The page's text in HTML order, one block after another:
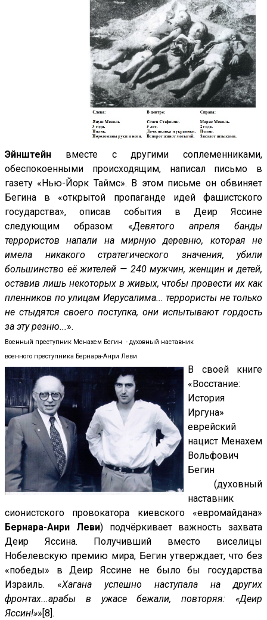
Эйнштейн вместе с другими соплеменниками,
обеспокоенными происходящим, написал письмо в
газету «Нью-Йорк Таймс». В этом письме он обвиняет
Бегина в «открытой пропаганде идей фашистского
государства», описав события в Деир Яссине
следующим образом: «Девятого апреля банды
террористов напали на мирную деревню, которая не
имела никакого стратегического значения, убили
большинство её жителей — 240 мужчин, женщин и детей,
оставив лишь некоторых в живых, чтобы провести их как
пленников по улицам Иерусалима... террористы не только
не стыдятся своего поступка, они испытывают гордость
за эту резню...».
Военный преступник Менахем Бегин - духовный наставник
военного преступника Бернара-Анри Леви
В своей книге
«Восстание:
История
Иргуна»
еврейский
нацист Менахем
Вольфович
Бегин
(духовный
наставник
сионистского провокатора киевского «евромайдана»
Бернара-Анри Леви) подчёркивает важность захвата
Деир Яссина. Получивший вместо виселицы
Нобелевскую премию мира, Бегин утверждает, что без
«победы» в Деир Яссине не было бы государства
Израиль. «Хагана успешно наступала на других
фронтах...арабы в ужасе бежали, повторяя: «Деир
Яссин!»»[8].